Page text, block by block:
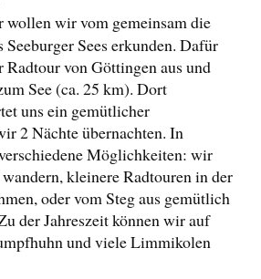
wollen wir vom gemeinsam die
Seeburger Sees erkunden. Dafür
von Göttingen aus und
See (ca. 25 km). Dort
uns ein gemütlicher
2 Nächte übernachten. In
Möglichkeiten: wir
kleinere Radtouren in der
oder vom Steg aus gemütlich
der Jahreszeit können wir auf
und viele Limmikolen